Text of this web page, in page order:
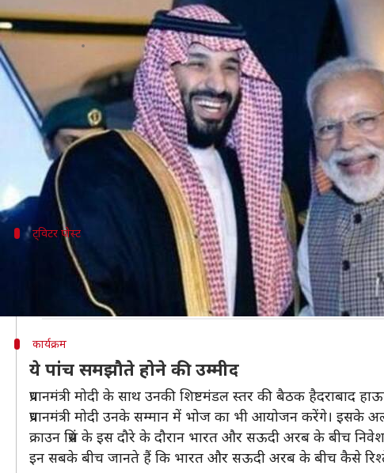
प्रधानमंत्री मोदी ने किया क्राउन प्रिंस
Feb 20, 2019 12:14 pm
क्या है खबर?
सऊदी अरब के क्राउन प्रिंस मोहम्मद बिन सलमान (MBS) अपने
उनकी अगवानी के लिए प्रधानमंत्री मोदी खुद एयरपोर्ट पहुंचे
भारत आने से पहले क्राउन प्रिंस पाकिस्तान के दौरे पर थे। क्राउन
ट्विटर पोस्ट
प्रधानमंत्री मोदी ने किया क्राउन प्रिंस का स्वागत
#WATCHPrime Minister Narendra Modi receives Saudi
— ANI (@ANI)
February 19, 2019
कार्यक्रम
ये पांच समझौते होने की उम्मीद
प्रधानमंत्री मोदी के साथ उनकी शिष्टमंडल स्तर की बैठक हैदराबाद
प्रधानमंत्री मोदी उनके सम्मान में भोज का भी आयोजन करेंगे। इसके
क्राउन प्रिंस के इस दौरे के दौरान भारत और सऊदी अरब के बीच
इन सबके बीच जानते हैं कि भारत और सऊदी अरब के बीच कैसे